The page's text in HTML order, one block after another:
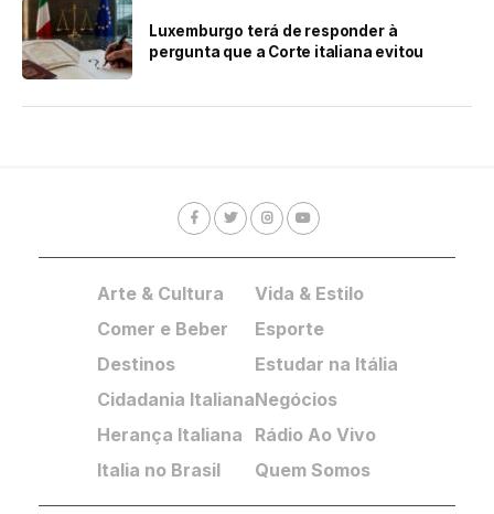
Luxemburgo terá de responder à
pergunta que a Corte italiana evitou
Arte & Cultura
Comer e Beber
Destinos
Cidadania Italiana
Herança Italiana
Italia no Brasil
Vida & Estilo
Esporte
Estudar na Itália
Negócios
Rádio Ao Vivo
Quem Somos